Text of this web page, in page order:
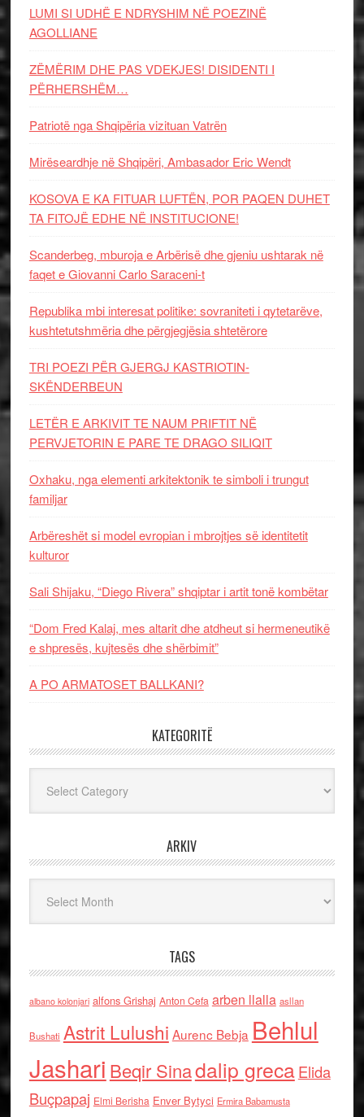
LUMI SI UDHË E NDRYSHIM NË POEZINË
AGOLLIANE
ZËMËRIM DHE PAS VDEKJES! DISIDENTI I
PËRHERSHËM…
Patriotë nga Shqipëria vizituan Vatrën
Mirëseardhje në Shqipëri, Ambasador Eric Wendt
KOSOVA E KA FITUAR LUFTËN, POR PAQEN DUHET
TA FITOJË EDHE NË INSTITUCIONE!
Scanderbeg, mburoja e Arbërisë dhe gjeniu ushtarak në
faqet e Giovanni Carlo Saraceni-t
Republika mbi interesat politike: sovraniteti i qytetarëve,
kushtetutshmëria dhe përgjegjësia shtetërore
TRI POEZI PËR GJERGJ KASTRIOTIN-
SKËNDERBEUN
LETËR E ARKIVIT TE NAUM PRIFTIT NË
PERVJETORIN E PARE TE DRAGO SILIQIT
Oxhaku, nga elementi arkitektonik te simboli i trungut
familjar
Arbëreshët si model evropian i mbrojtjes së identitetit
kulturor
Sali Shijaku, “Diego Rivera” shqiptar i artit tonë kombëtar
“Dom Fred Kalaj, mes altarit dhe atdheut si hermeneutikë
e shpresës, kujtesës dhe shërbimit”
A PO ARMATOSET BALLKANI?
KATEGORITË
ARKIV
TAGS
albano kolonjari alfons Grishaj Anton Cefa arben llalla asllan
Bushati Astrit Lulushi Aurenc Bebja Behlul
Jashari Beqir Sinadalip grecaElida
Buçpapaj Elmi Berisha Enver Bytyci Ermira Babamusta